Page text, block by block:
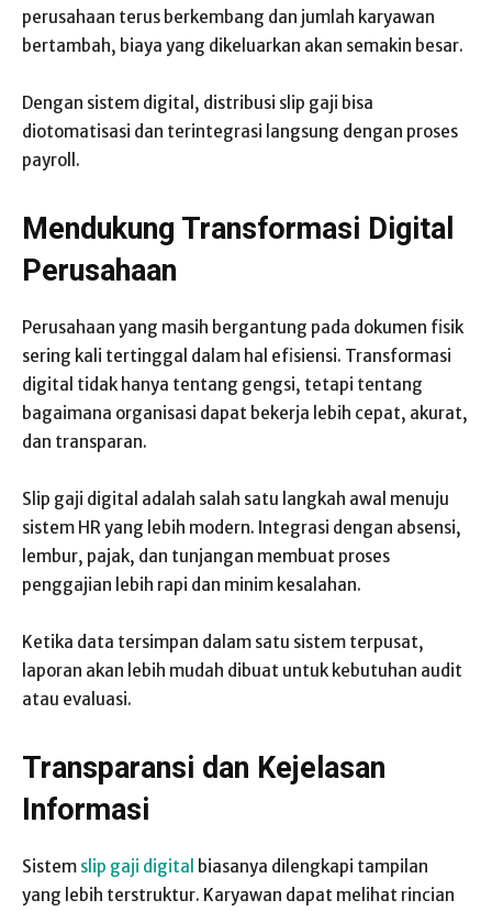
perusahaan terus berkembang dan jumlah karyawan
bertambah, biaya yang dikeluarkan akan semakin besar.
Dengan sistem digital, distribusi slip gaji bisa
diotomatisasi dan terintegrasi langsung dengan proses
payroll.
Mendukung Transformasi Digital
Perusahaan
Perusahaan yang masih bergantung pada dokumen fisik
sering kali tertinggal dalam hal efisiensi. Transformasi
digital tidak hanya tentang gengsi, tetapi tentang
bagaimana organisasi dapat bekerja lebih cepat, akurat,
dan transparan.
Slip gaji digital adalah salah satu langkah awal menuju
sistem HR yang lebih modern. Integrasi dengan absensi,
lembur, pajak, dan tunjangan membuat proses
penggajian lebih rapi dan minim kesalahan.
Ketika data tersimpan dalam satu sistem terpusat,
laporan akan lebih mudah dibuat untuk kebutuhan audit
atau evaluasi.
Transparansi dan Kejelasan
Informasi
Sistem slip gaji digital biasanya dilengkapi tampilan
yang lebih terstruktur. Karyawan dapat melihat rincian